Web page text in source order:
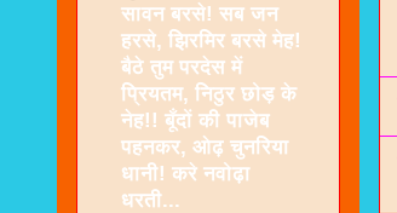
सावन बरसे! सब जन
हरसे, झिरमिर बरसे मेह!
बैठे तुम परदेस में
प्रियतम, निठुर छोड़ के
नेह!! बूँदों की पाजेब
पहनकर, ओढ़ चुनरिया
धानी! करे नवोढ़ा
धरती...